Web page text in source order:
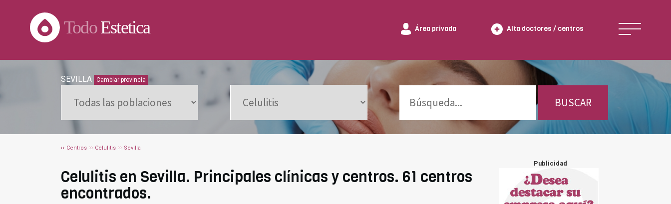
TodoEstetica Área privada Alta doctores / centros
SEVILLA Cambiar provincia
BUSCAR
Centros Celulitis Sevilla
Celulitis en Sevilla. Principales clínicas y centros. 61 centros
encontrados.
Publicidad